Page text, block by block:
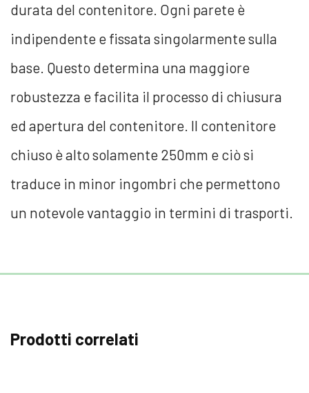
durata del contenitore. Ogni parete è
indipendente e fissata singolarmente sulla
base. Questo determina una maggiore
robustezza e facilita il processo di chiusura
ed apertura del contenitore. Il contenitore
chiuso è alto solamente 250mm e ciò si
traduce in minor ingombri che permettono
un notevole vantaggio in termini di trasporti.
Prodotti correlati